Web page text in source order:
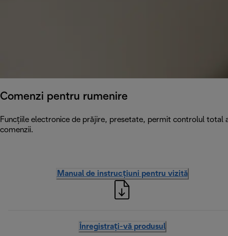
Comenzi pentru rumenire
Funcțiile electronice de prăjire, presetate, permit controlul total
comenzii.
Manual de instrucțiuni pentru vizită
Înregistrați-vă produsul